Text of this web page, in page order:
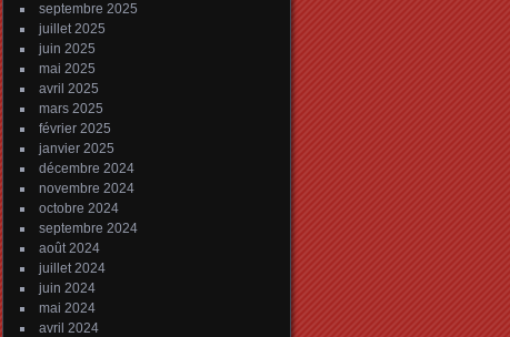
septembre 2025
juillet 2025
juin 2025
mai 2025
avril 2025
mars 2025
février 2025
janvier 2025
décembre 2024
novembre 2024
octobre 2024
septembre 2024
août 2024
juillet 2024
juin 2024
mai 2024
avril 2024